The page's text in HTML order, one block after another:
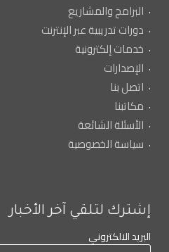
البرامج والمشاريع
دورات تدريبية عبر الإنترنت
خدمات إلكترونية
الإصدارات
اتصل بنا
مكاتبنا
الأسئلة الشائعة
سياسة الخصوصية
إشترك لتلقي آخر الأخبار
البريد الالكتروني